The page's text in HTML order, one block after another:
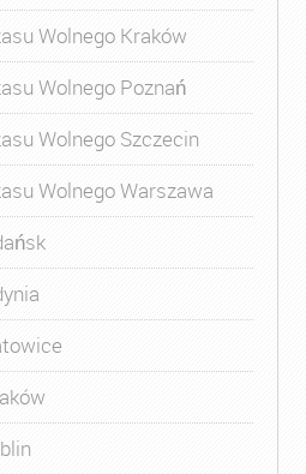
Wolnego Kraków
Wolnego Poznań
Wolnego Szczecin
Wolnego Warszawa